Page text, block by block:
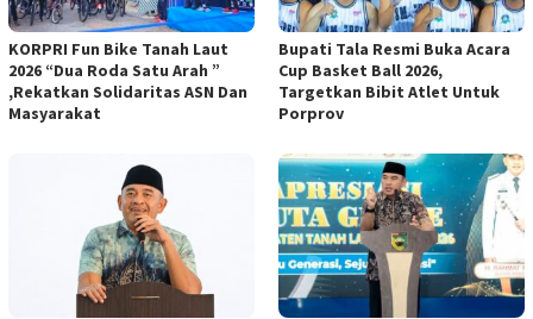
KORPRI Fun Bike Tanah Laut
2026 “Dua Roda Satu Arah ”
,Rekatkan Solidaritas ASN Dan
Masyarakat
Bupati Tala Resmi Buka Acara
Cup Basket Ball 2026,
Targetkan Bibit Atlet Untuk
Porprov